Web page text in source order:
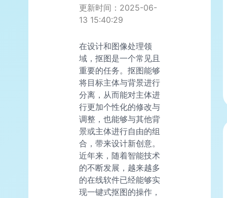
更新时间：2025-06-
13 15:40:29
在设计和图像处理领
域，抠图是一个常见且
重要的任务。抠图能够
将目标主体与背景进行
分离，从而能对主体进
行更加个性化的修改与
调整，也能够与其他背
景或主体进行自由的组
合，带来设计新创意。
近年来，随着智能技术
的不断发展，越来越多
的在线软件已经能够实
现一键式抠图的操作，